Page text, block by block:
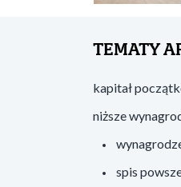
TEMATY
kapitał
niższe
spis